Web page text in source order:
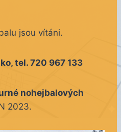
jsou vítáni.
tel. 720 967 133
nohejbalových
2023.